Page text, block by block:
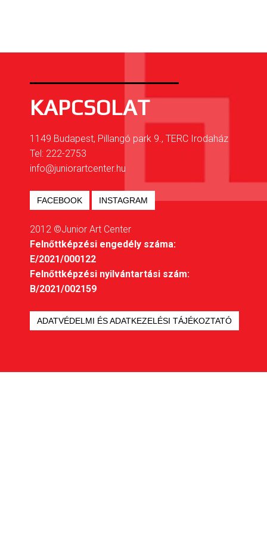
KAPCSOLAT
1149 Budapest, Pillangó park 9., TERC Irodaház
Tel: 222-2753
info@juniorartcenter.hu
FACEBOOK INSTAGRAM
2012 ©Junior Art Center
Felnőttképzési engedély száma:
E/2021/000122
Felnőttképzési nyilvántartási szám:
B/2021/002159
ADATVÉDELMI ÉS ADATKEZELÉSI TÁJÉKOZTATÓ